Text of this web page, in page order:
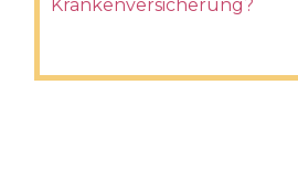
Krankenversicherung?